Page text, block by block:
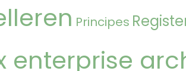
Principes
enterprise